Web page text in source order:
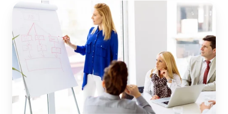
Interview:
Tomas
Herzberger
zu
agilem
B2B
Marketing
–